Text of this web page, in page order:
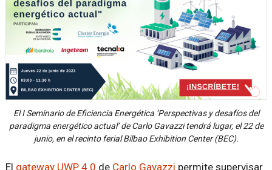
El I Seminario de Eficiencia Energética ‘Perspectivas y desafíos del
paradigma energético actual’ de Carlo Gavazzi tendrá lugar, el 22 de
junio, en el recinto ferial Bilbao Exhibition Center (BEC).
El gateway UWP 4.0 de Carlo Gavazzi permite supervisar